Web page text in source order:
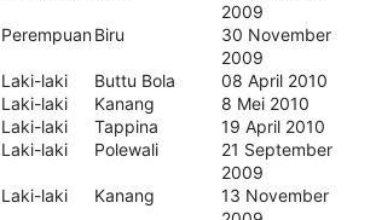
2009
PerempuanBiru
30 November
2009
Laki-laki Buttu Bola
08 April 2010
Laki-laki Kanang
8 Mei 2010
Laki-laki Tappina
19 April 2010
Laki-laki Polewali
21 September
2009
Laki-laki Kanang
13 November